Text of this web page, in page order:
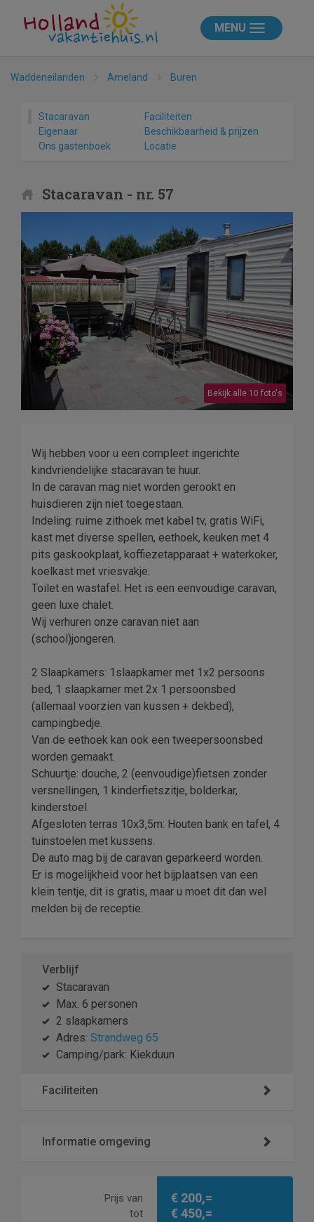
MENU
Waddeneilanden Ameland Buren
Stacaravan
Faciliteiten
Eigenaar
Beschikbaarheid & prijzen
Ons gastenboek
Locatie
Stacaravan - nr. 57
Bekijk alle 10 foto's
Wij hebben voor u een compleet ingerichte
kindvriendelijke stacaravan te huur.
In de caravan mag niet worden gerookt en
huisdieren zijn niet toegestaan.
Indeling: ruime zithoek met kabel tv, gratis WiFi,
kast met diverse spellen, eethoek, keuken met 4
pits gaskookplaat, koffiezetapparaat + waterkoker,
koelkast met vriesvakje.
Toilet en wastafel. Het is een eenvoudige caravan,
geen luxe chalet.
Wij verhuren onze caravan niet aan
(school)jongeren.
2 Slaapkamers: 1slaapkamer met 1x2 persoons
bed, 1 slaapkamer met 2x 1 persoonsbed
(allemaal voorzien van kussen + dekbed),
campingbedje.
Van de eethoek kan ook een tweepersoonsbed
worden gemaakt.
Schuurtje: douche, 2 (eenvoudige)fietsen zonder
versnellingen, 1 kinderfietszitje, bolderkar,
kinderstoel.
Afgesloten terras 10x3,5m: Houten bank en tafel, 4
tuinstoelen met kussens.
De auto mag bij de caravan geparkeerd worden.
Er is mogelijkheid voor het bijplaatsen van een
klein tentje, dit is gratis, maar u moet dit dan wel
melden bij de receptie.
Verblijf
Stacaravan
Max. 6 personen
2 slaapkamers
Adres: Strandweg 65
Camping/park: Kiekduun
Faciliteiten
Informatie omgeving
Prijs van
tot
€ 200,=
€ 450,=